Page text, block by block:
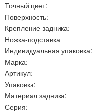
Точный цвет:
Поверхность:
Крепление задника:
Ножка-подставка:
Индивидуальная упаковка:
Марка:
Артикул:
Упаковка:
Материал задника:
Серия: